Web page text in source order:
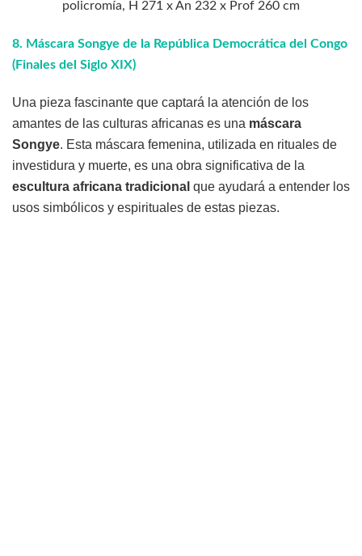
policromía, H 271 x An 232 x Prof 260 cm
8. Máscara Songye de la República Democrática del Congo
(Finales del Siglo XIX)
Una pieza fascinante que captará la atención de los
amantes de las culturas africanas es una máscara
Songye. Esta máscara femenina, utilizada en rituales de
investidura y muerte, es una obra significativa de la
escultura africana tradicional que ayudará a entender los
usos simbólicos y espirituales de estas piezas.